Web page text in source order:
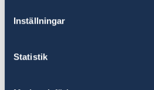
Inställningar
Statistik
folksamlingar, i tåg och på
allmänt reseråd gäller att
säkert ställe.